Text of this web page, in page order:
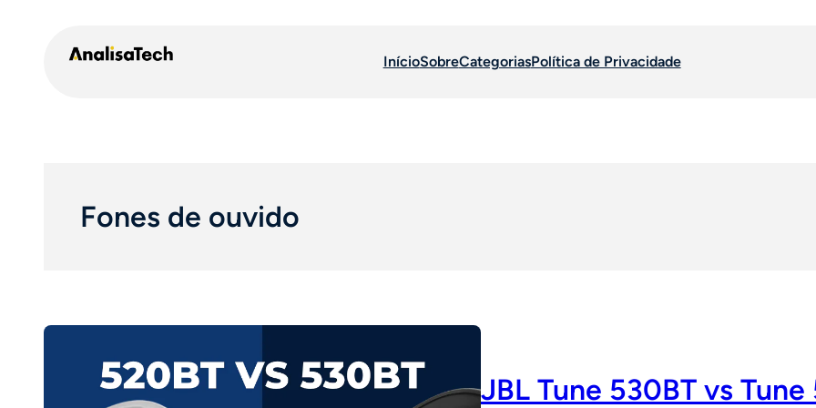
InícioSobreCategoriasPolítica de Privacidade
Fones de ouvido
JBL Tune 530BT vs